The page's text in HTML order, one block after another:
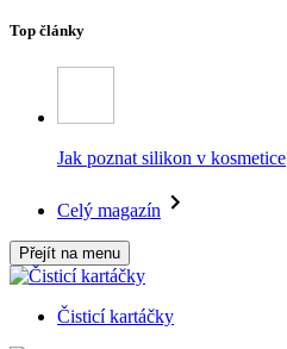
Top články
Jak poznat silikon v kosmetice
Celý magazín
Přejít na menu
Čisticí kartáčky